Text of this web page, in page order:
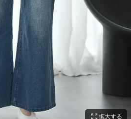
zoom_out_map 拡大する